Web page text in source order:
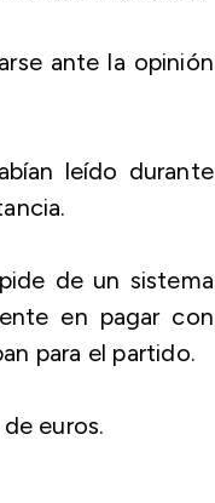
ante la opinión
leído durante
de un sistema
en pagar con
para el partido.
euros.